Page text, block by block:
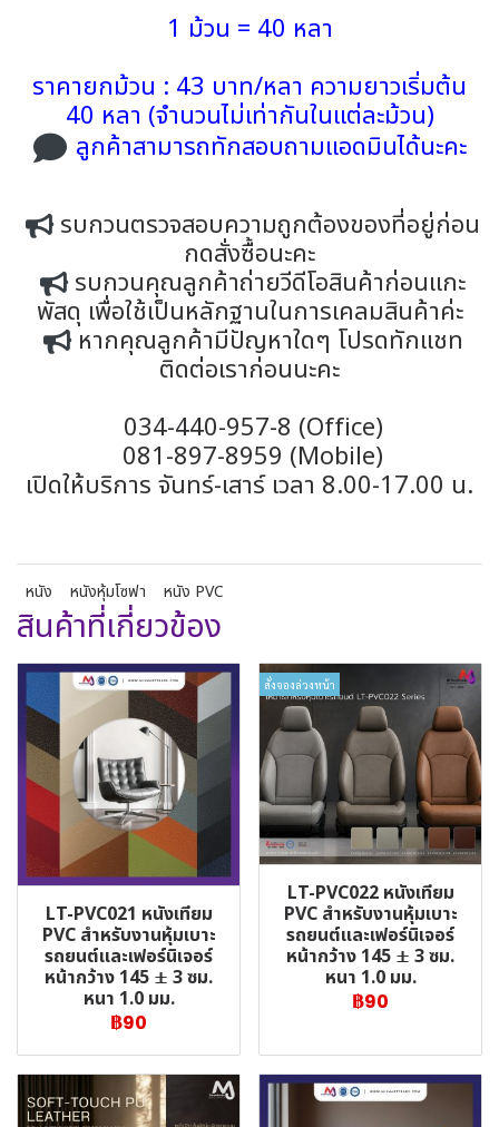
1 ม้วน = 40 หลา
ราคายกม้วน : 43 บาท/หลา ความยาวเริ่มต้น
40 หลา (จำนวนไม่เท่ากันในแต่ละม้วน)
ลูกค้าสามารถทักสอบถามแอดมินได้นะคะ
รบกวนตรวจสอบความถูกต้องของที่อยู่ก่อน
กดสั่งซื้อนะคะ
รบกวนคุณลูกค้าถ่ายวีดีโอสินค้าก่อนแกะ
พัสดุ เพื่อใช้เป็นหลักฐานในการเคลมสินค้าค่ะ
หากคุณลูกค้ามีปัญหาใดๆ โปรดทักแชท
ติดต่อเราก่อนนะคะ
034-440-957-8 (Office)
081-897-8959 (Mobile)
เปิดให้บริการ จันทร์-เสาร์ เวลา 8.00-17.00 น.
หนัง หนังหุ้มโซฟา หนัง PVC
สินค้าที่เกี่ยวข้อง
LT-PVC021 หนังเทียม
PVC สำหรับงานหุ้มเบาะ
รถยนต์และเฟอร์นิเจอร์
หน้ากว้าง 145 ± 3 ซม.
หนา 1.0 มม.
฿90
สั่งจองล่วงหน้า
LT-PVC022 หนังเทียม
PVC สำหรับงานหุ้มเบาะ
รถยนต์และเฟอร์นิเจอร์
หน้ากว้าง 145 ± 3 ซม.
หนา 1.0 มม.
฿90